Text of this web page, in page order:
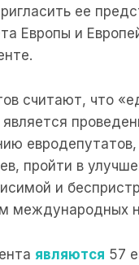
ее
Европы и
считают, что
является
пройти в
и
международных
являются 57